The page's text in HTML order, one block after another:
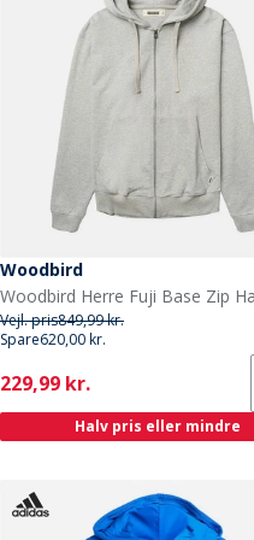
Woodbird
Vejl. pris849,99 kr.
Spare620,00 kr.
Current
229,99 kr.
Halv pris eller mindre